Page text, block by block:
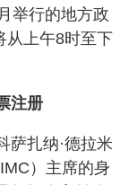
举行的地方政
从上午8时至下
注册
萨扎纳·德拉米
）主席的身